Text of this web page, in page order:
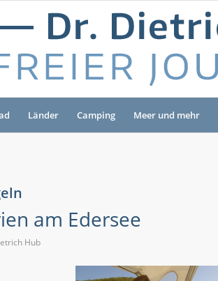
Länder Camping Meer und mehr
am Edersee
Hub